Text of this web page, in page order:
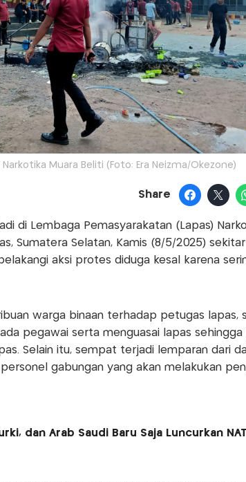
Muara Beliti (Foto: Era Neizma/Okezone)
Share
di Lembaga Pemasyarakatan (Lapas)
Sumatera Selatan, Kamis (8/5/2025)
aksi protes diduga kesal karena
warga binaan terhadap petugas lapas,
pegawai serta menguasai lapas sehingga
Selain itu, sempat terjadi lemparan dari
gabungan yang akan melakukan
dan Arab Saudi Baru Saja Luncurkan